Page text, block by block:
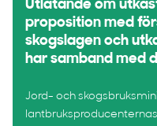
Utlåtande om
proposition med
skogslagen och
har samband med
Jord- och